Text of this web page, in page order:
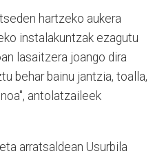
hartzeko aukera
instalakuntzak ezagutu
lasaitzera joango dira
behar bainu jantzia, toalla,
antolatzaileek
arratsaldean Usurbila